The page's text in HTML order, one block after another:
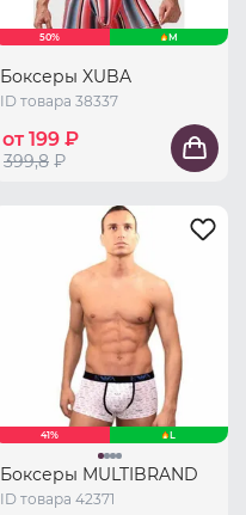
50% M
Боксеры XUBA
ID товара 38337
от 199 ₽
399,8 ₽
41% L
Боксеры MULTIBRAND
ID товара 42371